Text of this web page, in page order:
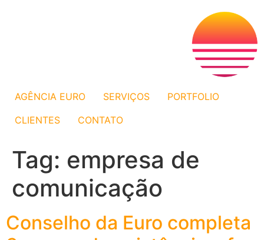
AGÊNCIA EURO SERVIÇOS
PORTFOLIO
CLIENTES
CONTATO
Tag: empresa de
comunicação
Conselho da Euro completa